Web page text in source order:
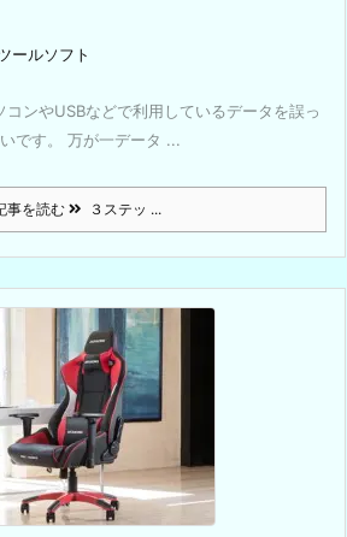
ールソフト
コンやUSBなどで利用しているデータを誤っ
です。 万が一データ ...
事を読む ３ステッ ...